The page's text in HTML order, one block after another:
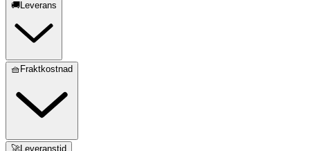
🚚Leverans
🧺Fraktkostnad
🚀Leveranstid